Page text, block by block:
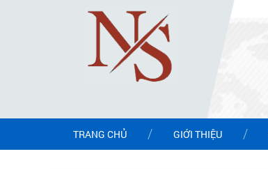
TRANG CHỦ GIỚI THIỆU